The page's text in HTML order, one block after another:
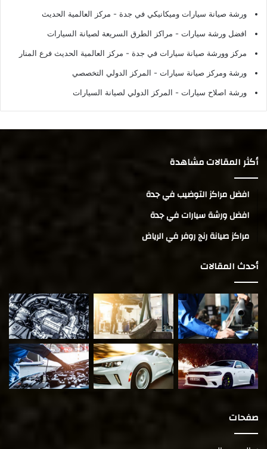
ورشة صيانة سيارات وميكانيكي في جدة - مركز العالمية الحديث
افضل ورشة سيارات - مراكز الطرق السريعة لصيانة السيارات
مركز وورشة صيانة سيارات في جدة - مركز العالمية الحديث فرع المنار
ورشة ومركز صيانة سيارات - المركز الدولي التخصصي
ورشة اصلاح سيارات - المركز الدولي لصيانة السيارات
أكثر المقالات مشاهدة
افضل مراكز التوضيب في جدة
افضل ورشة سيارات في جدة
مراكز صيانة رنج روفر في الرياض
أحدث المقالات
صفحات